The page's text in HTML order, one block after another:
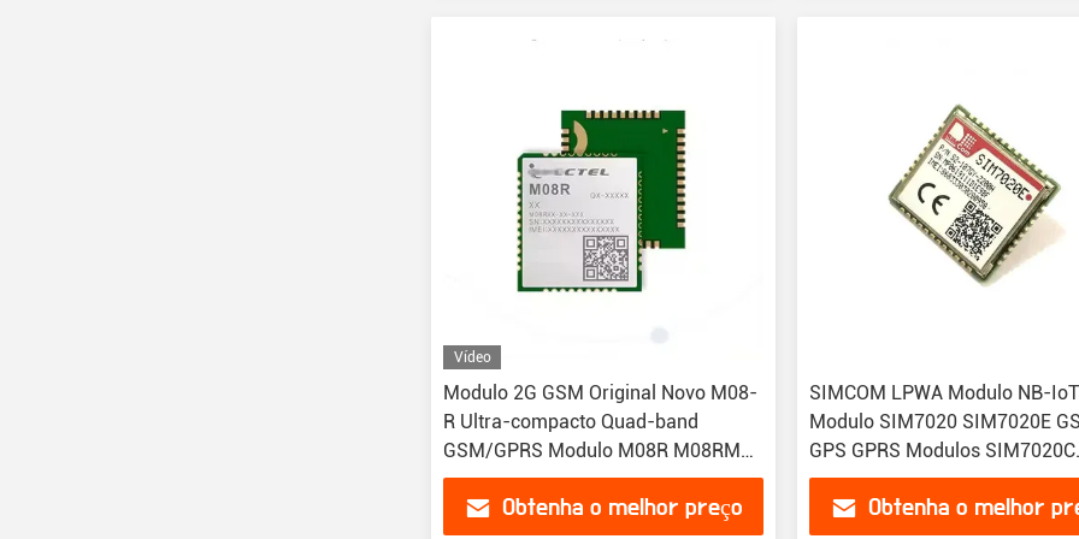
Vídeo
Modulo 2G GSM Original Novo M08-
R Ultra-compacto Quad-band
GSM/GPRS Modulo M08R M08RMA-
04-STD
Obtenha o melhor preço
SIMCOM LPWA Modulo NB-IoT
Modulo SIM7020 SIM7020E
GPS GPRS Modulos SIM7020C
SIM7020G
Obtenha o melhor